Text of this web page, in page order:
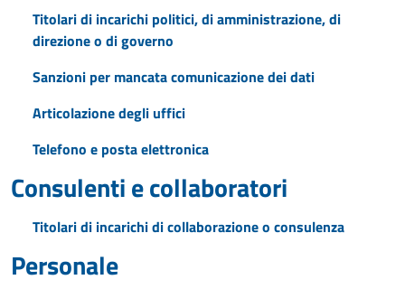
Titolari di incarichi politici, di amministrazione, di
direzione o di governo
Sanzioni per mancata comunicazione dei dati
Articolazione degli uffici
Telefono e posta elettronica
Consulenti e collaboratori
Titolari di incarichi di collaborazione o consulenza
Personale